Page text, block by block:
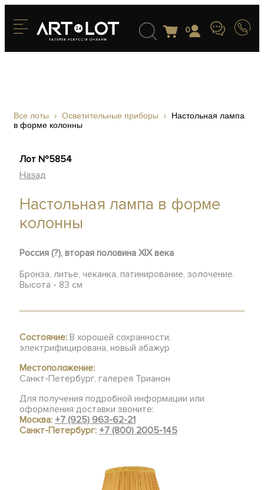
0
Все лоты Осветительные приборы
Настольная лампа
в форме колонны
Лот №5854
Назад
Настольная лампа в форме
колонны
Россия (?), вторая половина XIX века
Бронза, литье, чеканка, патинирование, золочение.
Высота - 83 см
Состояние: В хорошей сохранности,
электрифицирована, новый абажур
Местоположение:
Санкт-Петербург, галерея Трианон
Для получения подробной информации или
оформления доставки звоните:
Москва:+7 (925) 963-62-21
Санкт-Петербург:+7 (800) 2005-145